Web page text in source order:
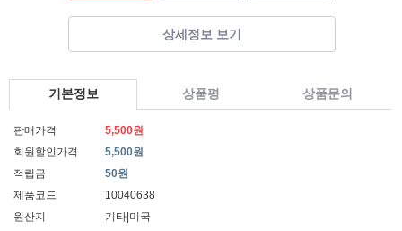
상세정보 보기
기본정보 상품평 상품문의
판매가격
5,500원
회원할인가격
5,500원
적립금
50원
제품코드
10040638
원산지
기타|미국